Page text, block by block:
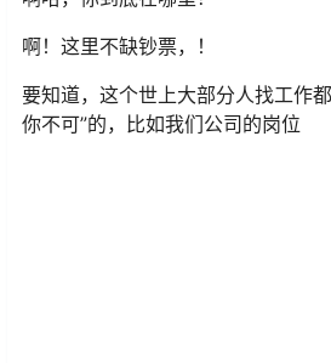
啊！这里不缺钞票，！
要知道，这个世上大部分人找工作
你不可”的，比如我们公司的岗位